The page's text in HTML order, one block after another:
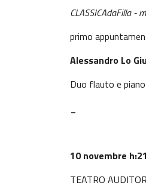
CLASSICAdaFilla -
primo
Alessandro Lo
Duo flauto e
10 novembre
TEATRO